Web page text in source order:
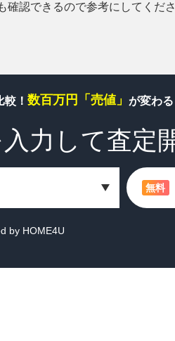
認できるので参考にしてくださ
！ 数百万円「売値」 が変わる
入力して査定
無料
by HOME4U